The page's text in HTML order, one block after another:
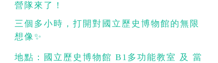
營隊來了！
三個多小時，打開對國立歷史博物館的無限
想像✨
地點：國立歷史博物館 B1多功能教室 及 當